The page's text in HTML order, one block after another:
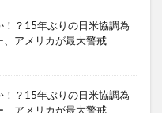
！？15年ぶりの日米協調為
アメリカが最大警戒
！？15年ぶりの日米協調為
アメリカが最大警戒